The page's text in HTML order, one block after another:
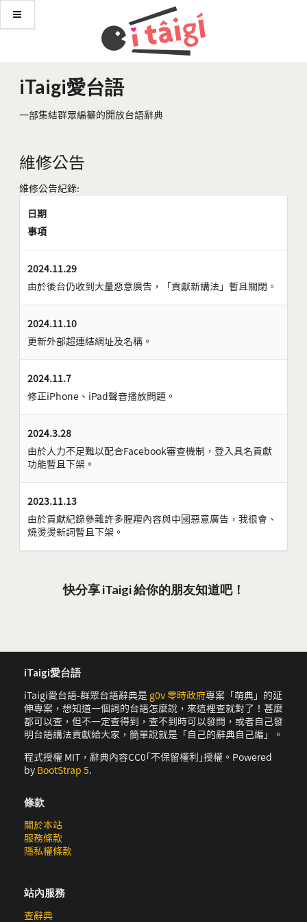
iTaigi愛台語
一部集結群眾編纂的開放台語辭典
維修公告
維修公告紀錄:
日期
事項
2024.11.29
由於後台仍收到大量惡意廣告，「貢獻新講法」暫且關閉。
2024.11.10
更新外部超連結網址及名稱。
2024.11.7
修正iPhone、iPad聲音播放問題。
2024.3.28
由於人力不足難以配合Facebook審查機制，登入具名貢獻
功能暫且下架。
2023.11.13
由於貢獻紀錄參雜許多腥羶內容與中國惡意廣告，我很會、
燒燙燙新詞暫且下架。
快分享 iTaigi 給你的朋友知道吧！
iTaigi愛台語
iTaigi愛台語-群眾台語辭典是 g0v 零時政府專案「萌典」的延
伸專案，想知道一個詞的台語怎麼說，來這裡查就對了！甚麼
都可以查，但不一定查得到，查不到時可以發問，或者自己發
明台語講法貢獻給大家，簡單說就是「自己的辭典自己編」。
程式授權 MIT，辭典內容CC0｢不保留權利｣授權。Powered
by BootStrap 5.
條款
關於本站
服務條款
隱私權條款
站內服務
查辭典